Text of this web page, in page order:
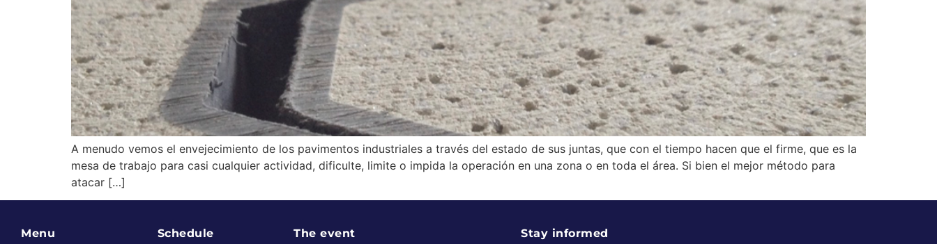
A menudo vemos el envejecimiento de los pavimentos industriales a través del estado de sus juntas, que con el tiempo hacen que el firme, que es la
mesa de trabajo para casi cualquier actividad, dificulte, limite o impida la operación en una zona o en toda el área. Si bien el mejor método para
atacar […]
Menu Schedule The event Stay informed